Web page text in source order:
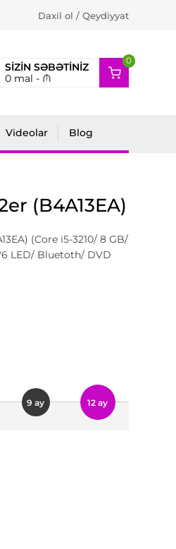
Daxil ol / Qeydiyyat
SIZIN SƏBƏTINIZ
0mal - ₼
0
2
Videolar Blog
(B4A13EA)
(Core i5-3210/ 8 GB/
LED/ Bluetoth/ DVD
9 ay 12 ay